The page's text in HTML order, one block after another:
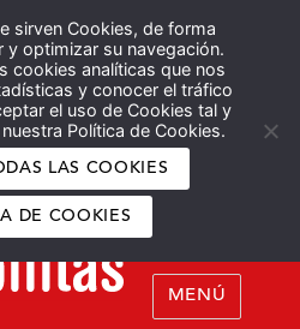
sirven Cookies, de forma
y optimizar su navegación.
cookies analíticas que nos
y conocer el tráfico
el uso de Cookies tal y
Política de Cookies.
LAS COOKIES
DE COOKIES
Español English
MENÚ